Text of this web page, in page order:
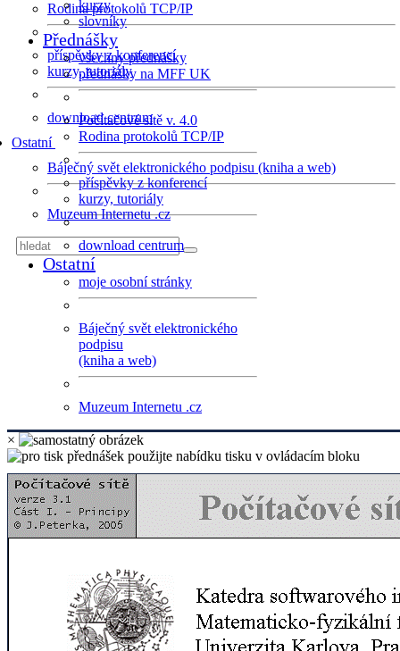
Rodina protokolů TCP/IP
příspěvky z konferencí
kurzy, tutoriály
download centrum
Ostatní
Báječný svět elektronického podpisu (kniha a web)
Muzeum Internetu .cz
kurzy
slovníky
Přednášky
všechny přednášky
přednášky na MFF UK
Počítačové sítě v. 4.0
Rodina protokolů TCP/IP
příspěvky z konferencí
kurzy, tutoriály
download centrum
Ostatní
moje osobní stránky
Báječný svět elektronického
podpisu
(kniha a web)
Muzeum Internetu .cz
×